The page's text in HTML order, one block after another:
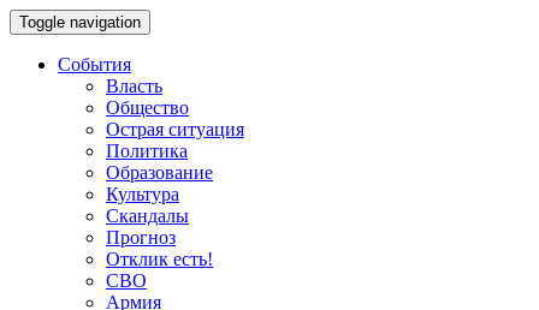
Toggle navigation
События
Власть
Общество
Острая ситуация
Политика
Образование
Культура
Скандалы
Прогноз
Отклик есть!
СВО
Армия